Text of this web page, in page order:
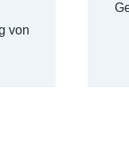
von